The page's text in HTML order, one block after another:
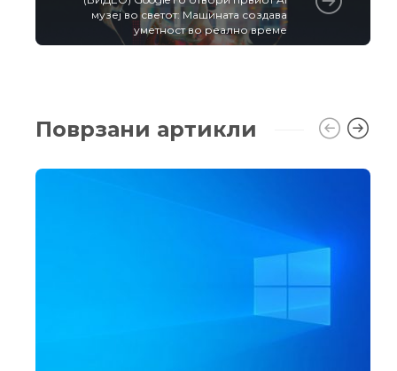
музеј во светот: Машината создава
уметност во реално време
Поврзани артикли